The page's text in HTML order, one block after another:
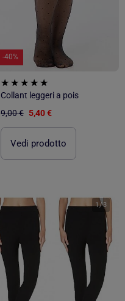
-40%
Collant leggeri a pois
9,00 € 5,40 €
Vedi prodotto
1/3